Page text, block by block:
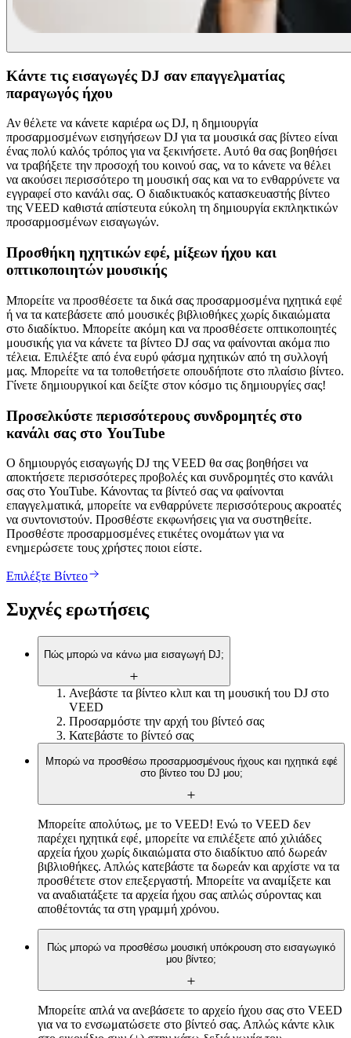
Κάντε τις εισαγωγές DJ σαν επαγγελματίας
παραγωγός ήχου
Αν θέλετε να κάνετε καριέρα ως DJ, η δημιουργία
προσαρμοσμένων εισηγήσεων DJ για τα μουσικά σας βίντεο είναι
ένας πολύ καλός τρόπος για να ξεκινήσετε. Αυτό θα σας βοηθήσει
να τραβήξετε την προσοχή του κοινού σας, να το κάνετε να θέλει
να ακούσει περισσότερο τη μουσική σας και να το ενθαρρύνετε να
εγγραφεί στο κανάλι σας. Ο διαδικτυακός κατασκευαστής βίντεο
της VEED καθιστά απίστευτα εύκολη τη δημιουργία εκπληκτικών
προσαρμοσμένων εισαγωγών.
Προσθήκη ηχητικών εφέ, μίξεων ήχου και
οπτικοποιητών μουσικής
Μπορείτε να προσθέσετε τα δικά σας προσαρμοσμένα ηχητικά εφέ
ή να τα κατεβάσετε από μουσικές βιβλιοθήκες χωρίς δικαιώματα
στο διαδίκτυο. Μπορείτε ακόμη και να προσθέσετε οπτικοποιητές
μουσικής για να κάνετε τα βίντεο DJ σας να φαίνονται ακόμα πιο
τέλεια. Επιλέξτε από ένα ευρύ φάσμα ηχητικών από τη συλλογή
μας. Μπορείτε να τα τοποθετήσετε οπουδήποτε στο πλαίσιο βίντεο.
Γίνετε δημιουργικοί και δείξτε στον κόσμο τις δημιουργίες σας!
Προσελκύστε περισσότερους συνδρομητές στο
κανάλι σας στο YouTube
Ο δημιουργός εισαγωγής DJ της VEED θα σας βοηθήσει να
αποκτήσετε περισσότερες προβολές και συνδρομητές στο κανάλι
σας στο YouTube. Κάνοντας τα βίντεό σας να φαίνονται
επαγγελματικά, μπορείτε να ενθαρρύνετε περισσότερους ακροατές
να συντονιστούν. Προσθέστε εκφωνήσεις για να συστηθείτε.
Προσθέστε προσαρμοσμένες ετικέτες ονομάτων για να
ενημερώσετε τους χρήστες ποιοι είστε.
Επιλέξτε Βίντεο
Συχνές ερωτήσεις
Πώς μπορώ να κάνω μια εισαγωγή DJ;
Ανεβάστε τα βίντεο κλιπ και τη μουσική του DJ στο
VEED
Προσαρμόστε την αρχή του βίντεό σας
Κατεβάστε το βίντεό σας
Μπορώ να προσθέσω προσαρμοσμένους ήχους και ηχητικά εφέ
στο βίντεο του DJ μου;
Μπορείτε απολύτως, με το VEED! Ενώ το VEED δεν
παρέχει ηχητικά εφέ, μπορείτε να επιλέξετε από χιλιάδες
αρχεία ήχου χωρίς δικαιώματα στο διαδίκτυο από δωρεάν
βιβλιοθήκες. Απλώς κατεβάστε τα δωρεάν και αρχίστε να τα
προσθέτετε στον επεξεργαστή. Μπορείτε να αναμίξετε και
να αναδιατάξετε τα αρχεία ήχου σας απλώς σύροντας και
αποθέτοντάς τα στη γραμμή χρόνου.
Πώς μπορώ να προσθέσω μουσική υπόκρουση στο εισαγωγικό
μου βίντεο;
Μπορείτε απλά να ανεβάσετε το αρχείο ήχου σας στο VEED
για να το ενσωματώσετε στο βίντεό σας. Απλώς κάντε κλικ